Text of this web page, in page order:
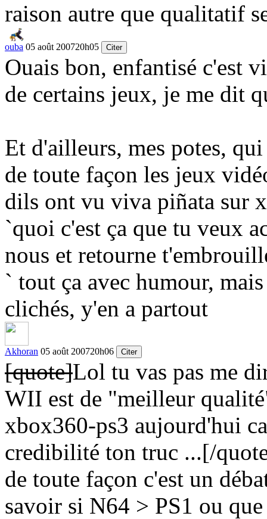
raison autre que qualitatif
ouba 05 août 200720h05 Citer
Ouais bon, enfantisé c'est
de certains jeux, je me dit
Et d'ailleurs, mes potes,
de toute façon les jeux
dils ont vu viva piñata sur
`quoi c'est ça que tu veux
nous et retourne
` tout ça avec humour,
clichés, y'en a partout
Akhoran 05 août 200720h06 Citer
[quote]Lol tu vas pas me
WII est de "meilleur
xbox360-ps3 aujourd'hui
credibilité ton truc ...[/
de toute façon c'est un
savoir si N64 > PS1 ou